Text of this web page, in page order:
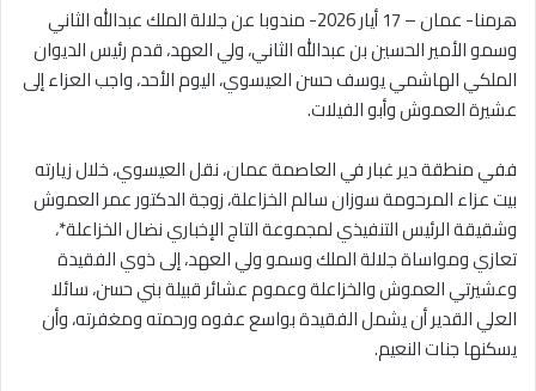
هرمنا- عمان – 17 أيار 2026- مندوبا عن جلالة الملك عبدالله الثاني
وسمو الأمير الحسين بن عبدالله الثاني، ولي العهد، قدم رئيس الديوان
الملكي الهاشمي يوسف حسن العيسوي، اليوم الأحد، واجب العزاء إلى
عشيرة العموش وأبو الفيلات.
ففي منطقة دير غبار في العاصمة عمان، نقل العيسوي، خلال زيارته
بيت عزاء المرحومة سوزان سالم الخزاعلة، زوجة الدكتور عمر العموش
وشقيقة الرئيس التنفيذي لمجموعة التاج الإخباري نضال الخزاعلة*،
تعازي ومواساة جلالة الملك وسمو ولي العهد، إلى ذوي الفقيدة
وعشيرتي العموش والخزاعلة وعموم عشائر قبيلة بني حسن، سائلا
العلي القدير أن يشمل الفقيدة بواسع عفوه ورحمته ومغفرته، وأن
يسكنها جنات النعيم.